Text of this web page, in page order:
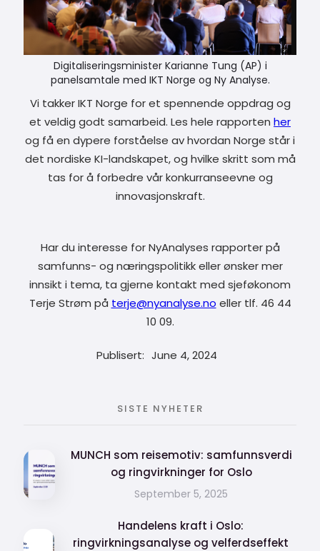
Digitaliseringsminister Karianne Tung (AP) i
panelsamtale med IKT Norge og Ny Analyse.
Vi takker IKT Norge for et spennende oppdrag og
et veldig godt samarbeid. Les hele rapporten her
og få en dypere forståelse av hvordan Norge står i
det nordiske KI-landskapet, og hvilke skritt som må
tas for å forbedre vår konkurranseevne og
innovasjonskraft.
Har du interesse for NyAnalyses rapporter på
samfunns- og næringspolitikk eller ønsker mer
innsikt i tema, ta gjerne kontakt med sjeføkonom
Terje Strøm på terje@nyanalyse.no eller tlf. 46 44
10 09.
Publisert: June 4, 2024
SISTE NYHETER
MUNCH som reisemotiv: samfunnsverdi
og ringvirkninger for Oslo
September 5, 2025
Handelens kraft i Oslo:
ringvirkningsanalyse og velferdseffekt